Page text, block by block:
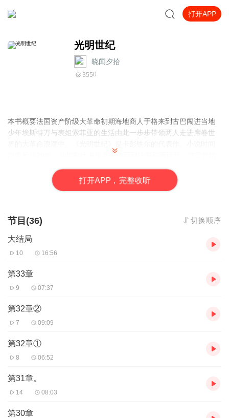
打开APP
光明世纪
晓闻夕拾
3550
本书概要法国资产阶级大革命初期海地商人于格来到古巴闯进当地
少年埃斯特万与表姐索菲亚的生活由此一步步带领两人走进席卷世
跨度长达20年。从加勒比海拉美大陆写到法国和西班牙，波兰壮阔
在大革命中的沉浮。
打开APP，完整收听
节目(36) 切换顺序
大结局
10 16:56
第33章
9 07:37
第32章②
7 09:09
第32章①
8 06:52
第31章。
14 08:03
第30章